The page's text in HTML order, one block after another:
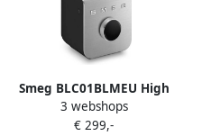
Smeg BLC01BLMEU High
Performance Blender Power
Blender 1400W 1 5L Tritan
3 webshops
€ 299,-